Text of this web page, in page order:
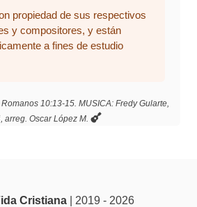
propiedad de sus respectivos
y compositores, y están
a fines de estudio
10:13-15. MUSICA: Fredy Gularte,
arreg. Oscar López M.
Cristiana| 2019 - 2026